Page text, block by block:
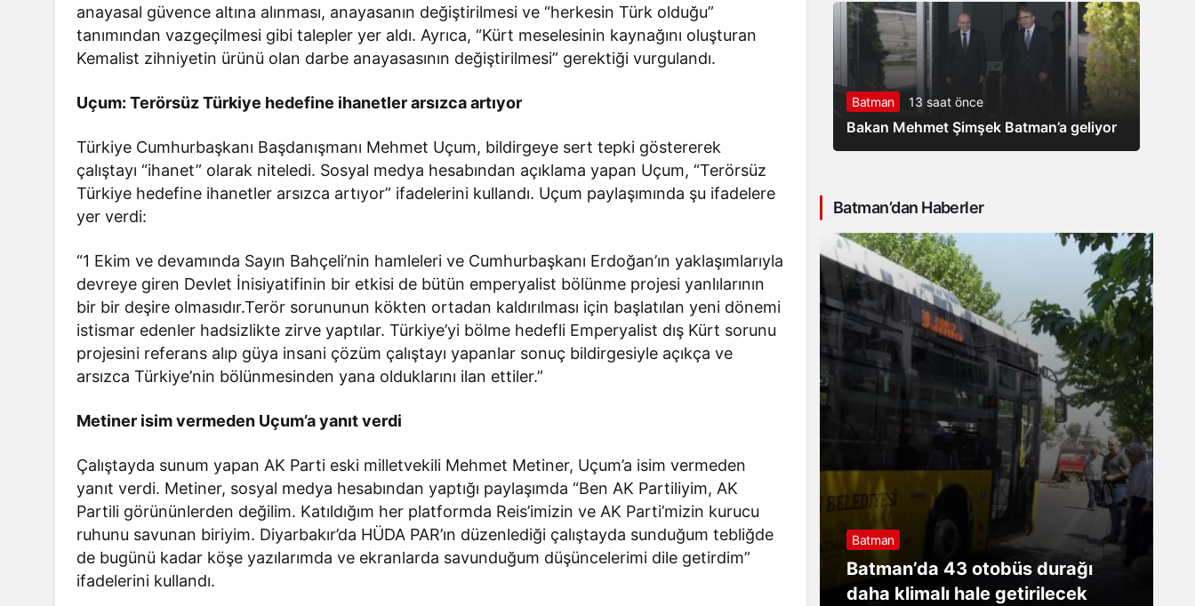
anayasal güvence altına alınması, anayasanın değiştirilmesi ve “herkesin Türk olduğu”
tanımından vazgeçilmesi gibi talepler yer aldı. Ayrıca, “Kürt meselesinin kaynağını oluşturan
Kemalist zihniyetin ürünü olan darbe anayasasının değiştirilmesi” gerektiği vurgulandı.
Uçum: Terörsüz Türkiye hedefine ihanetler arsızca artıyor
Türkiye Cumhurbaşkanı Başdanışmanı Mehmet Uçum, bildirgeye sert tepki göstererek
çalıştayı “ihanet” olarak niteledi. Sosyal medya hesabından açıklama yapan Uçum, “Terörsüz
Türkiye hedefine ihanetler arsızca artıyor” ifadelerini kullandı. Uçum paylaşımında şu ifadelere
yer verdi:
“1 Ekim ve devamında Sayın Bahçeli’nin hamleleri ve Cumhurbaşkanı Erdoğan’ın yaklaşımlarıyla
devreye giren Devlet İnisiyatifinin bir etkisi de bütün emperyalist bölünme projesi yanlılarının
bir bir deşire olmasıdır.Terör sorununun kökten ortadan kaldırılması için başlatılan yeni dönemi
istismar edenler hadsizlikte zirve yaptılar. Türkiye’yi bölme hedefli Emperyalist dış Kürt sorunu
projesini referans alıp güya insani çözüm çalıştayı yapanlar sonuç bildirgesiyle açıkça ve
arsızca Türkiye’nin bölünmesinden yana olduklarını ilan ettiler.”
Metiner isim vermeden Uçum’a yanıt verdi
Çalıştayda sunum yapan AK Parti eski milletvekili Mehmet Metiner, Uçum’a isim vermeden
yanıt verdi. Metiner, sosyal medya hesabından yaptığı paylaşımda “Ben AK Partiliyim, AK
Partili görününlerden değilim. Katıldığım her platformda Reis’imizin ve AK Parti’mizin kurucu
ruhunu savunan biriyim. Diyarbakır’da HÜDA PAR’ın düzenlediği çalıştayda sunduğum tebliğde
de bugünü kadar köşe yazılarımda ve ekranlarda savunduğum düşüncelerimi dile getirdim”
ifadelerini kullandı.
Batman 13 saat önce
Bakan Mehmet Şimşek Batman’a geliyor
Batman’dan Haberler
birliği görevi
Batman
BATSO Başkan Adayı Bayram
Demirhan’dan yoğun saha
mesaisi
Gerçüş
Gercüş’te üreticilere “Yeşil
Batman
Batman’da 43 otobüs durağı
daha klimalı hale getirilecek